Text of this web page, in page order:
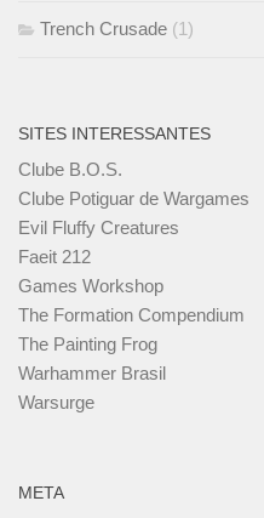
Trench Crusade (1)
SITES INTERESSANTES
Clube B.O.S.
Clube Potiguar de Wargames
Evil Fluffy Creatures
Faeit 212
Games Workshop
The Formation Compendium
The Painting Frog
Warhammer Brasil
Warsurge
META